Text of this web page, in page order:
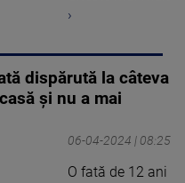
›
dispărută la câteva
şi nu a mai
06-04-2024 | 08:25
O fată de 12 ani